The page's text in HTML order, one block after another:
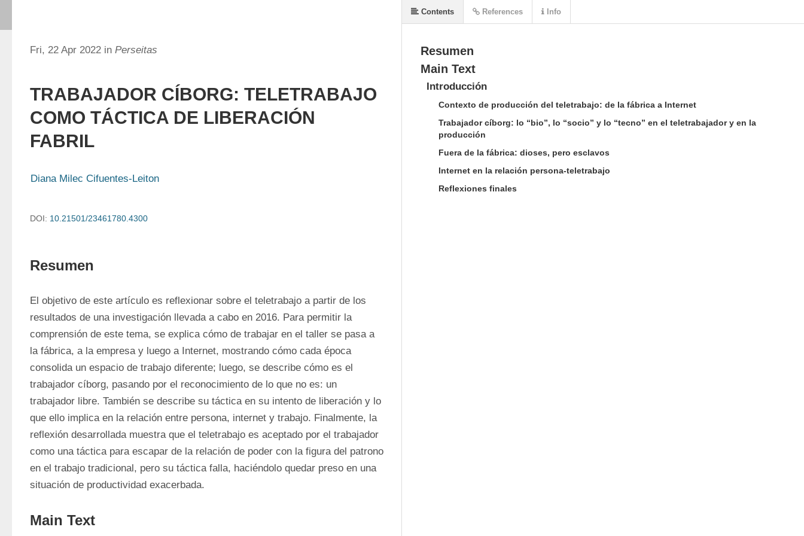
Fri, 22 Apr 2022 in Perseitas
TRABAJADOR CÍBORG: TELETRABAJO
COMO TÁCTICA DE LIBERACIÓN
FABRIL
Diana Milec Cifuentes-Leiton
DOI: 10.21501/23461780.4300
Resumen
El objetivo de este artículo es reflexionar sobre el teletrabajo a partir de los
resultados de una investigación llevada a cabo en 2016. Para permitir la
comprensión de este tema, se explica cómo de trabajar en el taller se pasa a
la fábrica, a la empresa y luego a Internet, mostrando cómo cada época
consolida un espacio de trabajo diferente; luego, se describe cómo es el
trabajador cíborg, pasando por el reconocimiento de lo que no es: un
trabajador libre. También se describe su táctica en su intento de liberación y lo
que ello implica en la relación entre persona, internet y trabajo. Finalmente, la
reflexión desarrollada muestra que el teletrabajo es aceptado por el trabajador
como una táctica para escapar de la relación de poder con la figura del patrono
en el trabajo tradicional, pero su táctica falla, haciéndolo quedar preso en una
situación de productividad exacerbada.
Main Text
Resumen
Main Text
Introducción
Contexto de producción del teletrabajo: de la fábrica a Internet
Trabajador cíborg: lo “bio”, lo “socio” y lo “tecno” en el teletrabajador y en la
producción
Fuera de la fábrica: dioses, pero esclavos
Internet en la relación persona-teletrabajo
Reflexiones finales
Contents References Info